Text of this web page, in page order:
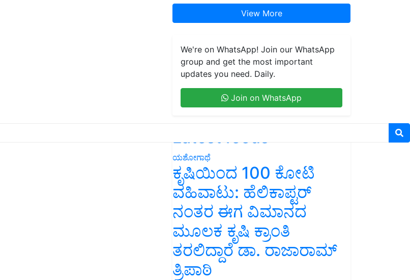
View More
We're on WhatsApp! Join our WhatsApp
group and get the most important
updates you need. Daily.
Join on WhatsApp
Latest feeds
ಯಶೋಗಾಥೆ
ಕೃಷಿಯಿಂದ 100 ಕೋಟಿ
ವಹಿವಾಟು: ಹೆಲಿಕಾಪ್ಟರ್
ನಂತರ ಈಗ ವಿಮಾನದ
ಮೂಲಕ ಕೃಷಿ ಕ್ರಾಂತಿ
ತರಲಿದ್ದಾರೆ ಡಾ. ರಾಜಾರಾಮ್
ತ್ರಿಪಾಠಿ